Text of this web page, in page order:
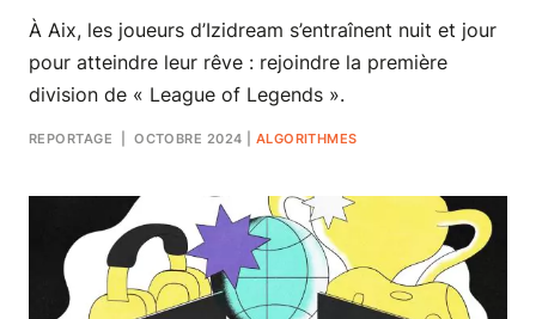
À Aix, les joueurs d’Izidream s’entraînent nuit et jour
pour atteindre leur rêve : rejoindre la première
division de « League of Legends ».
REPORTAGE | OCTOBRE 2024 ALGORITHMES